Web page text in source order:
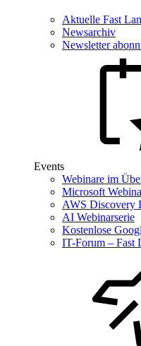
Aktuelle Fast
Newsarchiv
Newsletter
Events
Webinare im
Microsoft
AWS Discovery
AI Webinarserie
Kostenlose
IT-Forum – Fast